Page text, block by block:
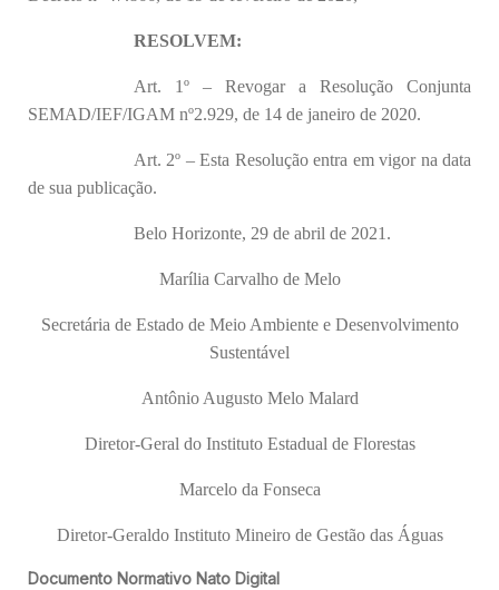
RESOLVEM:
Art. 1º – Revogar a Resolução Conjunta
SEMAD/IEF/IGAM nº2.929, de 14 de janeiro de 2020.
Art. 2º – Esta Resolução entra em vigor na data
de sua publicação.
Belo Horizonte, 29 de abril de 2021.
Marília Carvalho de Melo
Secretária de Estado de Meio Ambiente e Desenvolvimento
Sustentável
Antônio Augusto Melo Malard
Diretor-Geral do Instituto Estadual de Florestas
Marcelo da Fonseca
Diretor-Geraldo Instituto Mineiro de Gestão das Águas
Documento Normativo Nato Digital